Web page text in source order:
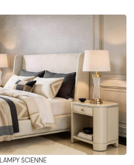
LAMPY ŚCIENNE